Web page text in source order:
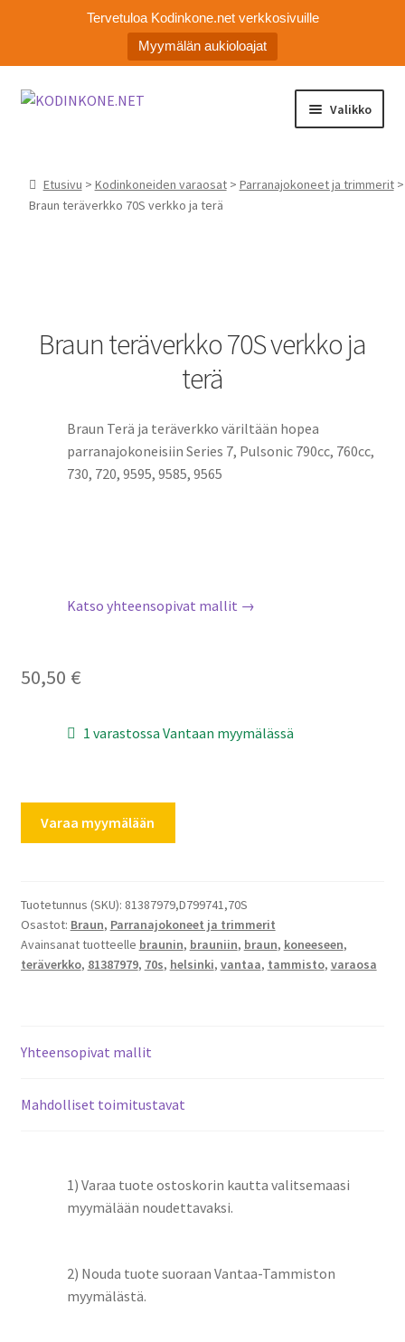
Tervetuloa Kodinkone.net verkkosivuille
Myymälän aukioloajat
Siirry
Siirry
Valikko
tason
Ota yhteyttä
Etusivu > Kodinkoneiden varaosat> Parranajokoneet ja trimmerit>
Braun teräverkko 70S verkko ja terä
Braun teräverkko 70S verkko ja
terä
Braun Terä ja teräverkko väriltään hopea
parranajokoneisiin Series 7, Pulsonic 790cc, 760cc,
730, 720, 9595, 9585, 9565
Katso yhteensopivat mallit →
50,50 €
1 varastossa Vantaan myymälässä
ja
terä
määrä
Varaa myymälään
Tuotetunnus (SKU): 81387979,D799741,70S
Osastot: Braun, Parranajokoneet ja trimmerit
Avainsanat tuotteelle braunin, brauniin, braun, koneeseen,
teräverkko, 81387979, 70s, helsinki, vantaa, tammisto, varaosa
Yhteensopivat mallit
Mahdolliset toimitustavat
1) Varaa tuote ostoskorin kautta valitsemaasi
myymälään noudettavaksi.
2) Nouda tuote suoraan Vantaa-Tammiston
myymälästä.